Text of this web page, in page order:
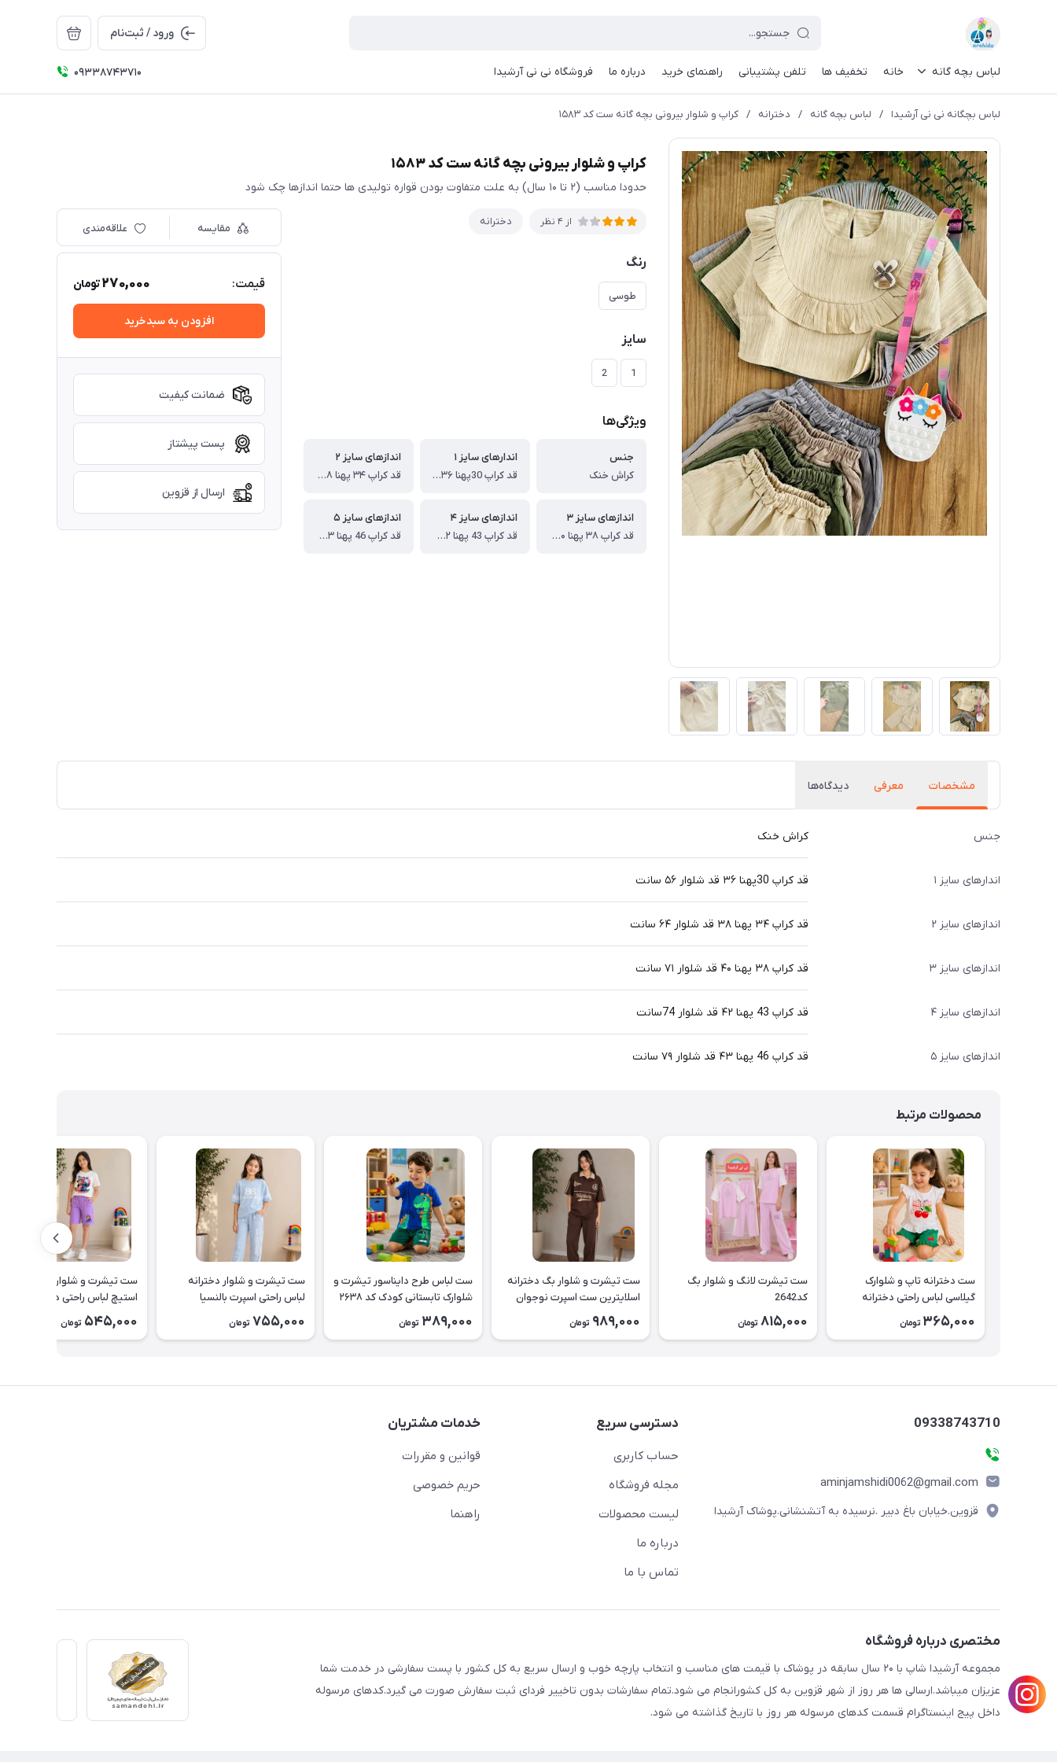
ورود / ثبت‌نام
لباس بچه گانه خانه تخفیف ها تلفن پشتیبانی راهنمای خرید درباره ما فروشگاه نی نی آرشیدا 09338743710
لباس بچگانه نی نی آرشیدا / لباس بچه گانه / دخترانه / کراپ و شلوار بیرونی بچه گانه ست کد ۱۵۸۳
کراپ و شلوار بیرونی بچه گانه ست کد ۱۵۸۳
حدودا مناسب (۲ تا ۱۰ سال) به علت متفاوت بودن قواره تولیدی ها حتما اندازها چک شود
از 4 نظر دخترانه
رنگ
طوسی
سایز
1
2
ویژگی‌ها
جنس
کراش خنک
اندارهای سایز ۱
قد کراپ 30پهنا ۳۶ قد شلوار ۵۶ سانت
اندازهای سایز ۲
قد کراپ ۳۴ پهنا ۳۸ قد شلوار ۶۴ سانت
اندازهای سایز ۳
قد کراپ ۳۸ پهنا ۴۰ قد شلوار ۷۱ سانت
اندازهای سایز ۴
قد کراپ 43 پهنا ۴۲ قد شلوار 74سانت
اندازهای سایز ۵
قد کراپ 46 پهنا ۴۳ قد شلوار ۷۹ سانت
مقایسه علاقه‌مندی
قیمت: 270,000تومان
افزودن به سبدخرید
ضمانت کیفیت
پست پیشتاز
ارسال از قزوین
مشخصات معرفی دیدگاه‌ها
جنس کراش خنک
اندارهای سایز ۱ قد کراپ 30پهنا ۳۶ قد شلوار ۵۶ سانت
اندازهای سایز ۲ قد کراپ ۳۴ پهنا ۳۸ قد شلوار ۶۴ سانت
اندازهای سایز ۳ قد کراپ ۳۸ پهنا ۴۰ قد شلوار ۷۱ سانت
اندازهای سایز ۴ قد کراپ 43 پهنا ۴۲ قد شلوار 74سانت
اندازهای سایز ۵ قد کراپ 46 پهنا ۴۳ قد شلوار ۷۹ سانت
محصولات مرتبط
ست دخترانه تاپ و شلوارک
گیلاسی لباس راحتی دخترانه
365,000 تومان
ست تیشرت لانگ و شلوار بگ
کد2642
815,000 تومان
ست تیشرت و شلوار بگ دخترانه
اسلایترین ست اسپرت نوجوان
989,000 تومان
ست لباس طرح دایناسور تیشرت و
شلوارک تابستانی کودک کد ۲۶۳۸
389,000 تومان
ست تیشرت و شلوار دخترانه
لباس راحتی اسپرت بالنسیا
دخترانه۲۶۳۷
755,000 تومان
ست تیشرت و شلوارک دخترانه
استیچ لباس راحتی دخترانه کد
545,000 تومان
09338743710
aminjamshidi0062@gmail.com
قزوین.خیابان باغ دبیر .نرسیده به آتشنشانی.پوشاک آرشیدا
دسترسی سریع
حساب کاربری
مجله فروشگاه
لیست محصولات
درباره ما
تماس با ما
خدمات مشتریان
قوانین و مقررات
حریم خصوصی
راهنما
مختصری درباره فروشگاه
مجموعه آرشیدا شاپ با ۲۰ سال سابقه در پوشاک با قیمت های مناسب و انتخاب پارچه خوب و ارسال سریع به کل کشور با پست سفارشی در خدمت شما
عزیزان میباشد.ارسالی ها هر روز از شهر قزوین به کل کشورانجام می شود.تمام سفارشات بدون تاخییر فردای ثبت سفارش صورت می گیرد.کدهای مرسوله
داخل پیج اینستاگرام قسمت کدهای مرسوله هر روز با تاریخ گذاشته می شود.